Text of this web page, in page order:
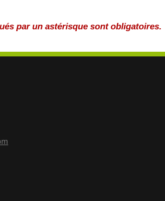
par un astérisque sont obligatoires.